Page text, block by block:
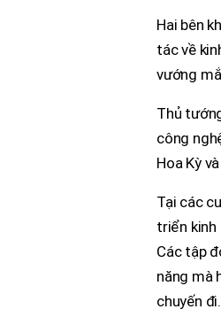
Hai bên
tác về
vướng
Thủ
công
Hoa Kỳ
Tại các
triển kinh
Các tập
năng mà
chuyến đi.